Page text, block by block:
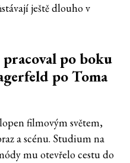
ještě dlouho v
po boku
po Toma
filmovým světem,
a scénu. Studium na
mu otevřelo cestu do